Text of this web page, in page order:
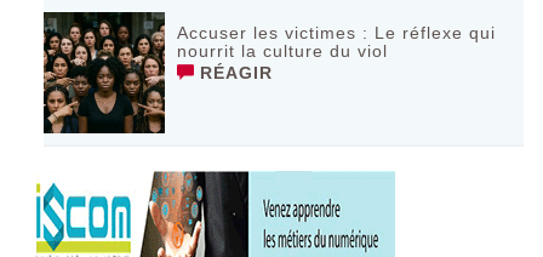
Accuser les victimes : Le réflexe qui
nourrit la culture du viol
RÉAGIR